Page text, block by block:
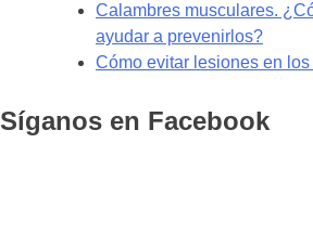
Calambres musculares.
ayudar a prevenirlos?
Cómo evitar lesiones en
Síganos en Facebook